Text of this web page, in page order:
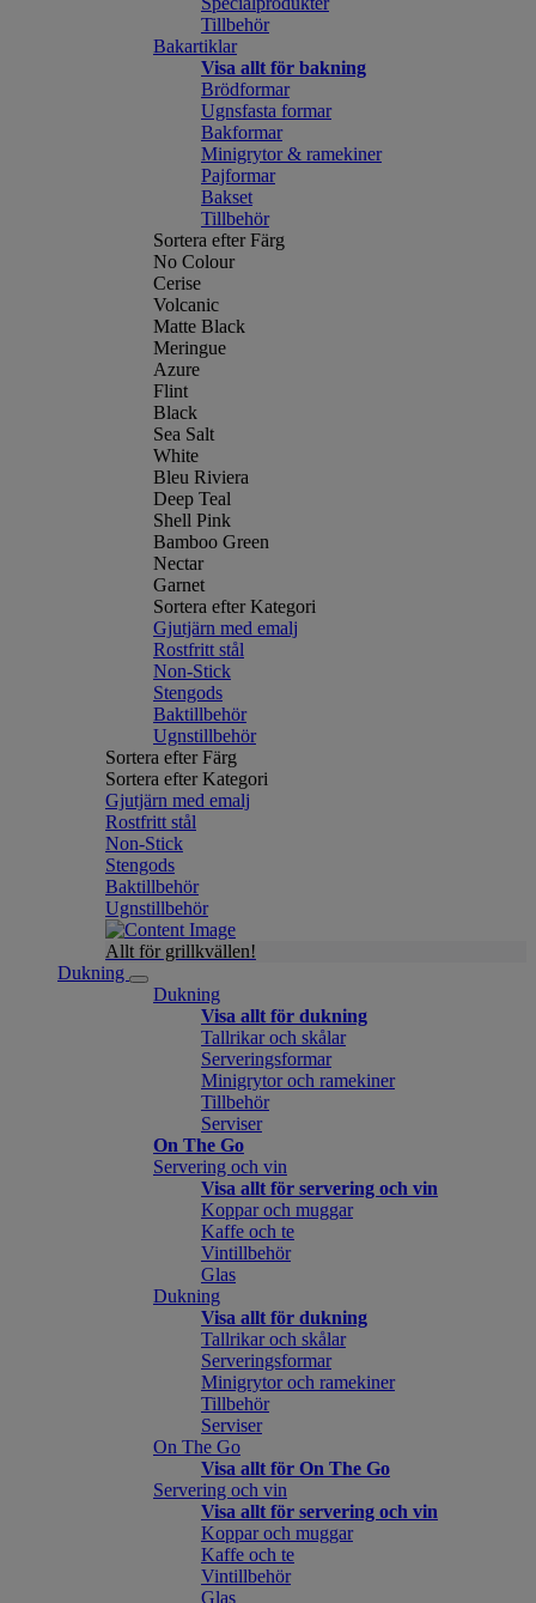
Tillbehör
Bakartiklar
Visa allt för bakning
Brödformar
Ugnsfasta formar
Bakformar
Minigrytor & ramekiner
Pajformar
Bakset
Tillbehör
Sortera efter Färg
No Colour
Cerise
Volcanic
Matte Black
Meringue
Azure
Flint
Black
Sea Salt
White
Bleu Riviera
Deep Teal
Shell Pink
Bamboo Green
Nectar
Garnet
Sortera efter Kategori
Gjutjärn med emalj
Rostfritt stål
Non-Stick
Stengods
Baktillbehör
Ugnstillbehör
Sortera efter Färg
Sortera efter Kategori
Gjutjärn med emalj
Rostfritt stål
Non-Stick
Stengods
Baktillbehör
Ugnstillbehör
Allt för grillkvällen!
Dukning
Dukning
Visa allt för dukning
Tallrikar och skålar
Serveringsformar
Minigrytor och ramekiner
Tillbehör
Serviser
On The Go
Servering och vin
Visa allt för servering och vin
Koppar och muggar
Kaffe och te
Vintillbehör
Glas
Dukning
Visa allt för dukning
Tallrikar och skålar
Serveringsformar
Minigrytor och ramekiner
Tillbehör
Serviser
On The Go
Visa allt för On The Go
Servering och vin
Visa allt för servering och vin
Koppar och muggar
Kaffe och te
Vintillbehör
Glas